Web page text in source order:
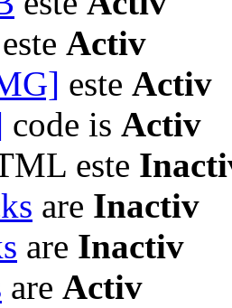
este Activ
este Activ
code is Activ
este
are Inactiv
are Inactiv
are Activ